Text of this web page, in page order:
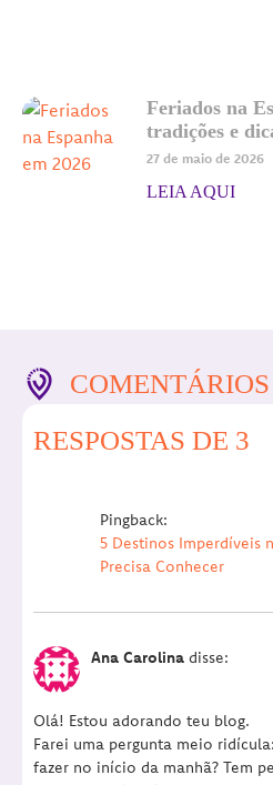
Feriados na
tradições e
27 de maio de 2026
LEIA AQUI
COMENTÁRIOS
RESPOSTAS DE 3
Pingback:
5 Destinos Imperdíveis
Precisa Conhecer
Ana Carolina disse:
Olá! Estou adorando teu blog.
Farei uma pergunta meio
fazer no início da manhã? Tem